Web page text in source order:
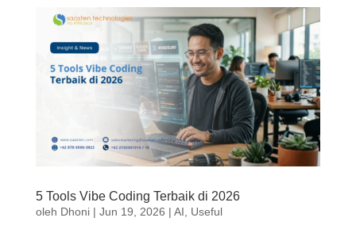
5 Tools Vibe Coding Terbaik di 2026
oleh Dhoni| Jun 19, 2026 | AI, Useful